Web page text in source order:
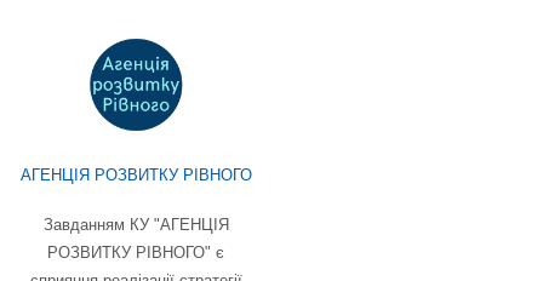
АГЕНЦІЯ РОЗВИТКУ РІВНОГО
Завданням КУ "АГЕНЦІЯ
РОЗВИТКУ РІВНОГО" є